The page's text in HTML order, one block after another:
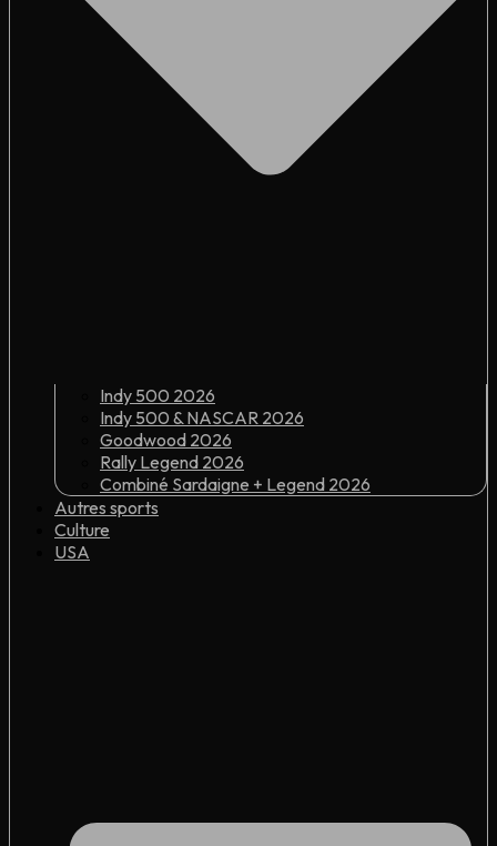
Indy 500 2026
Indy 500 & NASCAR 2026
Goodwood 2026
Rally Legend 2026
Combiné Sardaigne + Legend 2026
Autres sports
Culture
USA